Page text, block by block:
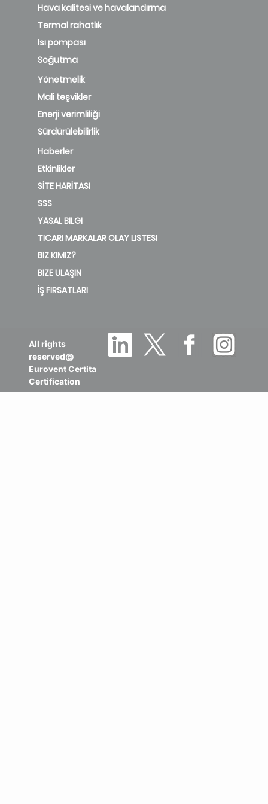
Hava kalitesi ve havalandırma
Termal rahatlık
Isı pompası
Soğutma
Yönetmelik
Mali teşvikler
Enerji verimliliği
Sürdürülebilirlik
Haberler
Etkinlikler
SİTE HARİTASI
SSS
YASAL BILGI
TICARI MARKALAR OLAY LISTESI
BIZ KIMIZ?
BIZE ULAŞIN
İŞ FIRSATLARI
All rights
reserved@
Eurovent Certita
Certification